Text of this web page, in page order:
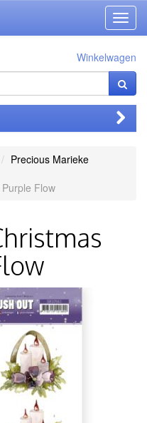
Winkelwagen
Precious Marieke
Flow